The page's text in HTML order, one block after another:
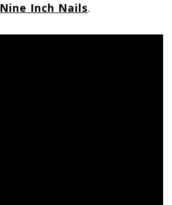
Nine Inch Nails.